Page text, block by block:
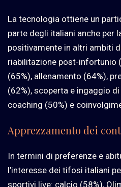
La tecnologia ottiene un
parte degli italiani anche per
positivamente in altri ambiti
riabilitazione post-infortunio
(65%), allenamento (64%),
(62%), scoperta e ingaggio
coaching (50%) e
Apprezzamento dei
In termini di preferenze e
l’interesse dei tifosi italiani
sportivi live: calcio (58%),